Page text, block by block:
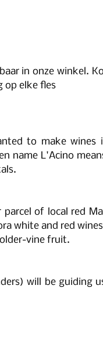
in onze winkel.
op elke fles
to make
name L'Acino
of local red
white and red
vine fruit.
will be guiding